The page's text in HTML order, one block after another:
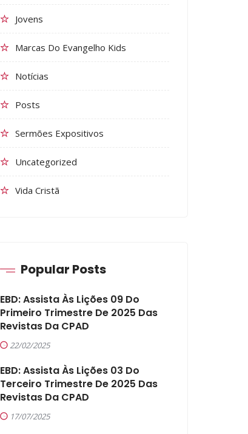
Jovens
Marcas Do Evangelho Kids
Notícias
Posts
Sermões Expositivos
Uncategorized
Vida Cristã
Popular Posts
EBD: Assista Às Lições 09 Do
Primeiro Trimestre De 2025 Das
Revistas Da CPAD
22/02/2025
EBD: Assista Às Lições 03 Do
Terceiro Trimestre De 2025 Das
Revistas Da CPAD
17/07/2025